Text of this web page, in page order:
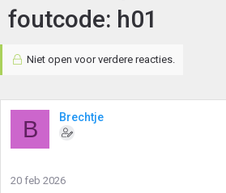
foutcode: h01
Niet open voor verdere reacties.
B Brechtje
20 feb 2026